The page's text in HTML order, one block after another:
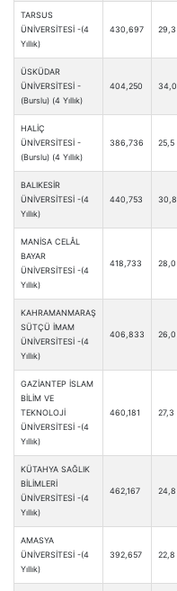
TARSUS
ÜNİVERSİTESİ -(4
Yıllık)
430,697 29,3
ÜSKÜDAR
ÜNİVERSİTESİ -
(Burslu) (4 Yıllık)
404,250 34,0
HALİÇ
ÜNİVERSİTESİ -
(Burslu) (4 Yıllık)
386,736 25,5
BALIKESİR
ÜNİVERSİTESİ -(4
Yıllık)
440,753 30,8
MANİSA CELÂL
BAYAR
ÜNİVERSİTESİ -(4
Yıllık)
418,733 28,0
KAHRAMANMARAŞ
SÜTÇÜ İMAM
ÜNİVERSİTESİ -(4
Yıllık)
406,833 26,0
GAZİANTEP İSLAM
BİLİM VE
TEKNOLOJİ
ÜNİVERSİTESİ -(4
Yıllık)
460,181 27,3
KÜTAHYA SAĞLIK
BİLİMLERİ
ÜNİVERSİTESİ -(4
Yıllık)
462,167 24,8
AMASYA
ÜNİVERSİTESİ -(4
Yıllık)
392,657 22,8